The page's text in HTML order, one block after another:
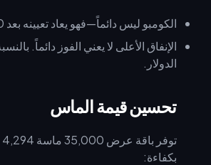
الكومبو ليس دائماً—فهو يعاد تعيينه بعد 90 ثانية من عدم النشاط، لذا حافظ على وتيرتك.
الدولار.
تحسين قيمة الماس
بكفاءة: